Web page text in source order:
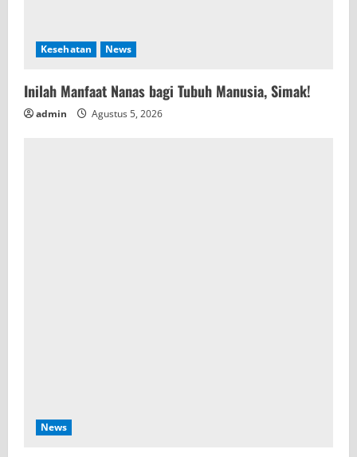
Kesehatan News
Inilah Manfaat Nanas bagi Tubuh Manusia, Simak!
admin Agustus 5, 2026
News